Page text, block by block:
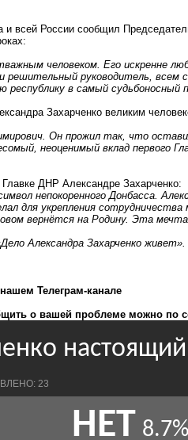
и всей России сообщил
человеком. Его искренне
решительный руководитель, всем
в самый судьбоносный
Захарченко великим
Он прожил так, что
неоценимый вклад первого
ДНР Александре Захарченко:
непокоренного Донбасса.
для укрепления
вернётся на Родину. Эта
Дело Александра Захарченко живет».
Телеграм-канале
о вашей проблеме можно по